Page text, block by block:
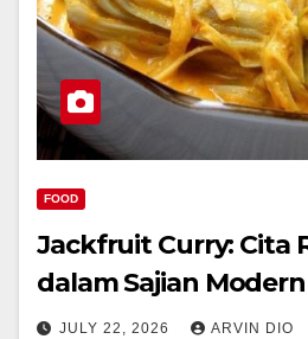
FOOD
Jackfruit Curry: Cita
dalam Sajian Modern
JULY 22, 2026 ARVIN DIO